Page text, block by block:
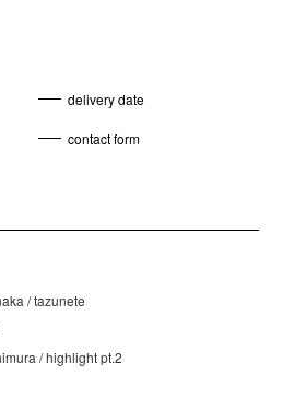
delivery date
contact form
/ tazunete
/ highlight pt.2